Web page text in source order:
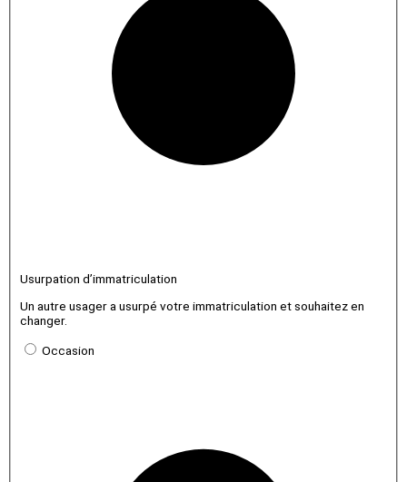
Usurpation d’immatriculation
Un autre usager a usurpé votre immatriculation et souhaitez en
changer.
Occasion